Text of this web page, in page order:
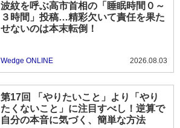
波紋を呼ぶ高市首相の「睡眠時間０～
３時間」投稿…精彩欠いて責任を果た
せないのは本末転倒！
Wedge ONLINE 2026.08.03
第17回 「やりたいこと」より「やり
たくないこと」に注目すべし！逆算で
自分の本音に気づく、簡単な方法